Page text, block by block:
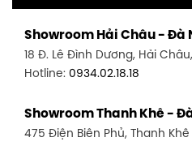
1411 Đường 3/2, P. 16, Quận 11,
Hotline:0906.256.759
1448 Huỳnh Tấn Phát, Phú
Hotline:0946.480.580
Showroom Hải Châu - Đà
18 Đ. Lê Đình Dương, Hải
Hotline: 0934.02.18.18
Showroom Thanh Khê -
475 Điện Biên Phủ, Thanh